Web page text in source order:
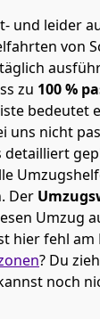
und leider
von
zu 100 %
bedeutet
uns nicht
detailliert
Der
Umzug
hier fehl am
? Du
noch